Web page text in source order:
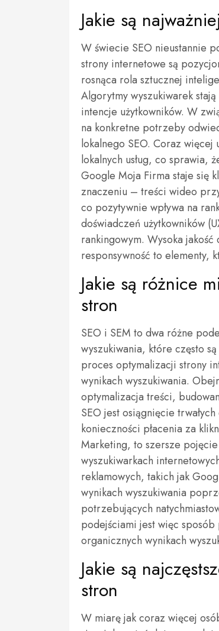
Jakie są
W świecie SEO nieustannie
strony internetowe są
rosnąca rola sztucznej
Algorytmy wyszukiwarek
intencje użytkowników. W
na konkretne potrzeby
lokalnego SEO. Coraz
lokalnych usług, co sprawia,
Google Moja Firma staje się
znaczeniu – treści wideo
co pozytywnie wpływa na
doświadczeń użytkowników
rankingowym. Wysoka
responsywność to elementy,
Jakie są różnice
stron
SEO i SEM to dwa różne
wyszukiwania, które często
proces optymalizacji strony
wynikach wyszukiwania.
optymalizacja treści,
SEO jest osiągnięcie
konieczności płacenia za
Marketing, to szersze
wyszukiwarkach
reklamowych, takich jak
wynikach wyszukiwania
potrzebujących
podejściami jest więc
organicznych wynikach
Jakie są
stron
W miarę jak coraz więcej